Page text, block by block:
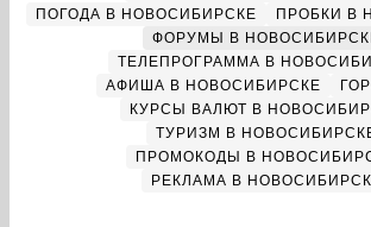
ПОГОДА В НОВОСИБИРСКЕ
ПРОБКИ В
ФОРУМЫ В
ТЕЛЕПРОГРАММА В
АФИША В НОВОСИБИРСКЕ
КУРСЫ ВАЛЮТ В
ТУРИЗМ В
ПРОМОКОДЫ В
РЕКЛАМА В